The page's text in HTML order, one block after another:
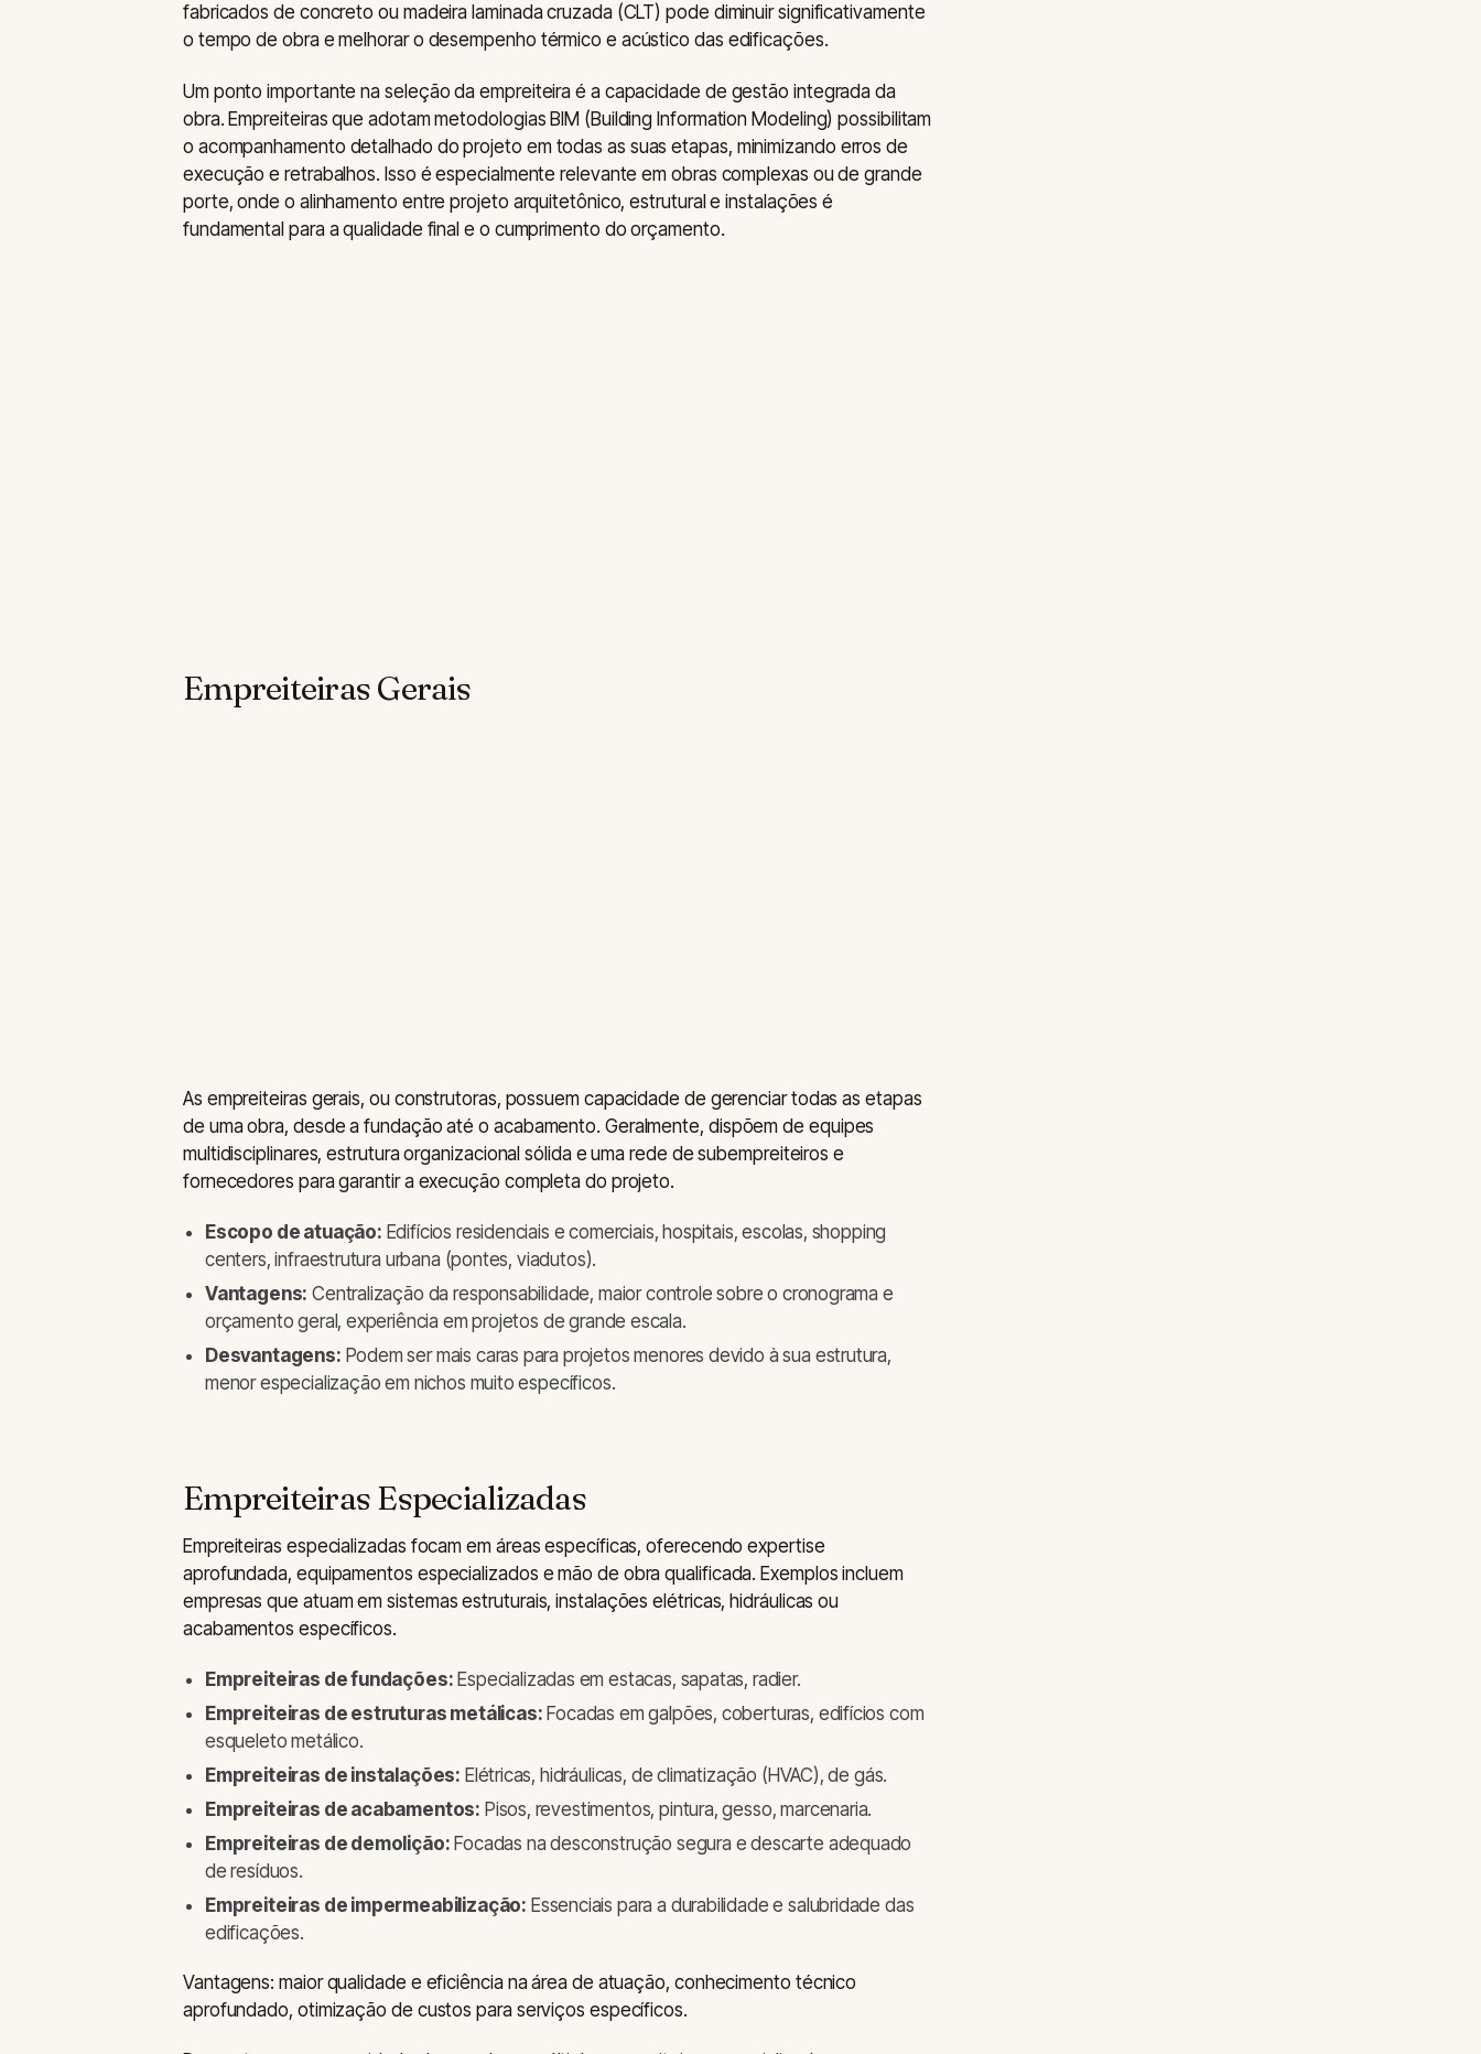
fabricados de concreto ou madeira laminada cruzada (CLT) pode diminuir significativamente
o tempo de obra e melhorar o desempenho térmico e acústico das edificações.
Um ponto importante na seleção da empreiteira é a capacidade de gestão integrada da
obra. Empreiteiras que adotam metodologias BIM (Building Information Modeling) possibilitam
o acompanhamento detalhado do projeto em todas as suas etapas, minimizando erros de
execução e retrabalhos. Isso é especialmente relevante em obras complexas ou de grande
porte, onde o alinhamento entre projeto arquitetônico, estrutural e instalações é
fundamental para a qualidade final e o cumprimento do orçamento.
Empreiteiras Gerais
As empreiteiras gerais, ou construtoras, possuem capacidade de gerenciar todas as etapas
de uma obra, desde a fundação até o acabamento. Geralmente, dispõem de equipes
multidisciplinares, estrutura organizacional sólida e uma rede de subempreiteiros e
fornecedores para garantir a execução completa do projeto.
Escopo de atuação: Edifícios residenciais e comerciais, hospitais, escolas, shopping
centers, infraestrutura urbana (pontes, viadutos).
Vantagens: Centralização da responsabilidade, maior controle sobre o cronograma e
orçamento geral, experiência em projetos de grande escala.
Desvantagens: Podem ser mais caras para projetos menores devido à sua estrutura,
menor especialização em nichos muito específicos.
Empreiteiras Especializadas
Empreiteiras especializadas focam em áreas específicas, oferecendo expertise
aprofundada, equipamentos especializados e mão de obra qualificada. Exemplos incluem
empresas que atuam em sistemas estruturais, instalações elétricas, hidráulicas ou
acabamentos específicos.
Empreiteiras de fundações: Especializadas em estacas, sapatas, radier.
Empreiteiras de estruturas metálicas: Focadas em galpões, coberturas, edifícios com
esqueleto metálico.
Empreiteiras de instalações: Elétricas, hidráulicas, de climatização (HVAC), de gás.
Empreiteiras de acabamentos: Pisos, revestimentos, pintura, gesso, marcenaria.
Empreiteiras de demolição: Focadas na desconstrução segura e descarte adequado
de resíduos.
Empreiteiras de impermeabilização: Essenciais para a durabilidade e salubridade das
edificações.
Vantagens: maior qualidade e eficiência na área de atuação, conhecimento técnico
aprofundado, otimização de custos para serviços específicos.